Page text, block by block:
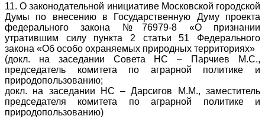
11. О законодательной инициативе Московской городской
Думы по внесению в Государственную Думу проекта
федерального закона №76979-8 «О признании
утратившим силу пункта 2 статьи 51 Федерального
закона «Об особо охраняемых природных территориях»
(докл. на заседании Совета НС – Парчиев М.С.,
председатель комитета по аграрной политике и
природопользованию;
докл. на заседании НС – Дарсигов М.М., заместитель
председателя комитета по аграрной политике и
природопользованию)